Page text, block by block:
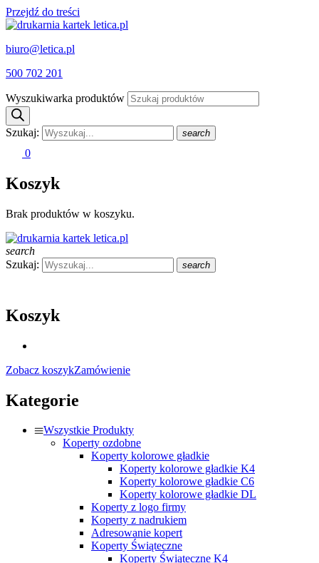
Przejdź do treści
biuro@letica.pl
500 702 201
Wyszukiwarka produktów
Szukaj: search
0
Koszyk
Brak produktów w koszyku.
search
Szukaj:
search
Koszyk
Zobacz koszykZamówienie
Kategorie
Wszystkie Produkty
Koperty ozdobne
Koperty kolorowe gładkie
Koperty kolorowe gładkie K4
Koperty kolorowe gładkie C6
Koperty kolorowe gładkie DL
Koperty z logo firmy
Koperty z nadrukiem
Adresowanie kopert
Koperty Świąteczne
Koperty Świąteczne K4